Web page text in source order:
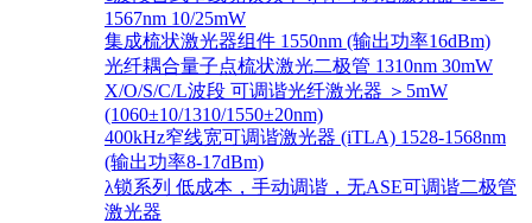
1567nm 10/25mW
集成梳状激光器组件 1550nm (输出功率16dBm)
光纤耦合量子点梳状激光二极管 1310nm 30mW
X/O/S/C/L波段 可调谐光纤激光器 ＞5mW
(1060±10/1310/1550±20nm)
400kHz窄线宽可调谐激光器 (iTLA) 1528-1568nm
(输出功率8-17dBm)
λ锁系列 低成本，手动调谐，无ASE可调谐二极管
激光器